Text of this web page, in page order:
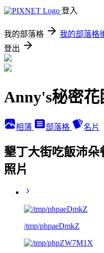
登入
我的部落格 我的部落格
登出
Anny's秘密花
相簿 部落格 名片
墾丁大街吃飯沛
照片
/tmp/phpaeDmkZ